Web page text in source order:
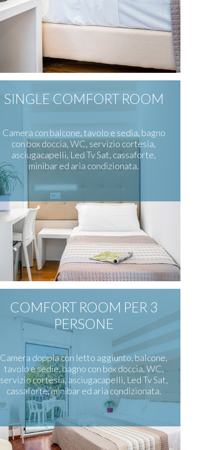
SINGLE COMFORT ROOM
Camera con balcone, tavolo e sedia, bagno
con box doccia, WC, servizio cortesia,
asciugacapelli, Led Tv Sat, cassaforte,
minibar ed aria condizionata.
COMFORT ROOM PER 3
PERSONE
Camera doppia con letto aggiunto, balcone,
tavolo e sedie, bagno con box doccia, WC,
servizio cortesia, asciugacapelli, Led Tv Sat,
cassaforte, minibar ed aria condizionata.